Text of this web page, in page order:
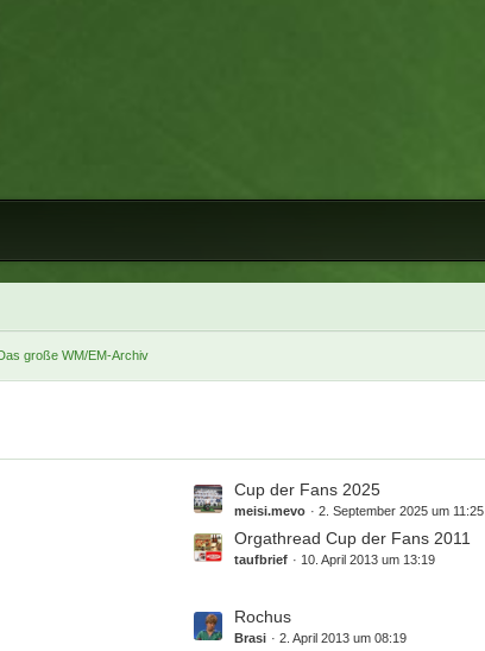
Das große WM/EM-Archiv
L
e
t
z
e
B
Cup der Fans 2025
meisi.mevo 2. September 2025 um 11:25
Orgathread Cup der Fans 2011
taufbrief 10. April 2013 um 13:19
L
e
Rochus
Brasi 2. April 2013 um 08:19